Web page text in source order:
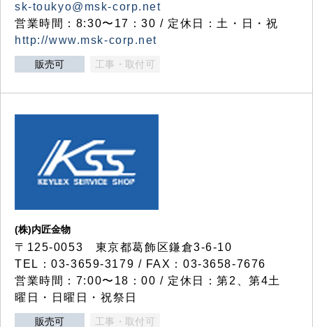
sk-toukyo@msk-corp.net
営業時間：8:30〜17：30 / 定休日：土・日・祝
http://www.msk-corp.net
販売可 工事・取付可
(株)内匠金物
〒125-0053 東京都葛飾区鎌倉3-6-10
TEL：03-3659-3179 / FAX：03-3658-7676
営業時間：7:00〜18：00 / 定休日：第2、第4土
曜日・日曜日・祝祭日
販売可 工事・取付可